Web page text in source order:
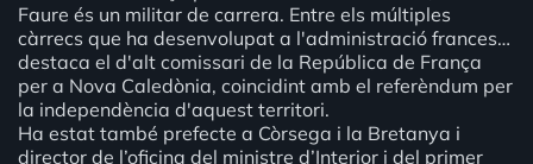
Faure és un militar de carrera. Entre els múltiples
càrrecs que ha desenvolupat a l'administració francesa,
destaca el d'alt comissari de la República de França
per a Nova Caledònia, coincidint amb el referèndum per
la independència d'aquest territori.
Ha estat també prefecte a Còrsega i la Bretanya i
director de l’oficina del ministre d’Interior i del primer